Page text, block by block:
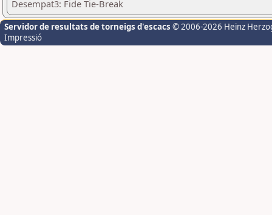
Desempat3: Fide Tie-Break
Servidor de resultats de torneigs d'escacs © 2006-2026 Heinz
Impressió